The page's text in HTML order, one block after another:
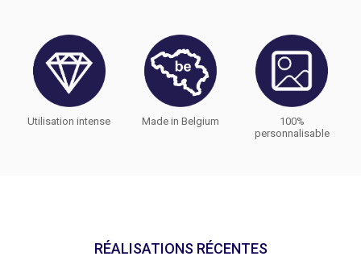
Utilisation intense Made in Belgium
100%
personnalisable
RÉALISATIONS RÉCENTES